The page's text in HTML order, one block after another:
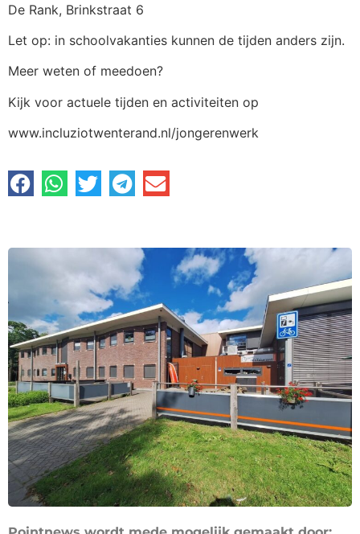
De Rank, Brinkstraat 6
Let op: in schoolvakanties kunnen de tijden anders zijn.
Meer weten of meedoen?
Kijk voor actuele tijden en activiteiten op
www.incluziotwenterand.nl/jongerenwerk